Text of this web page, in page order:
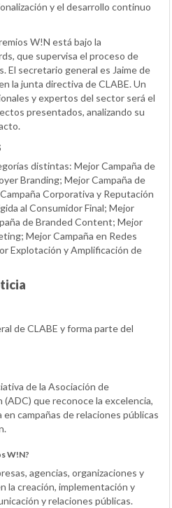
y el desarrollo continuo
W!N está bajo la
que supervisa el proceso de
El secretario general es Jaime de
la junta directiva de CLABE. Un
y expertos del sector será el
presentados, analizando su
distintas: Mejor Campaña de
Branding; Mejor Campaña de
Corporativa y Reputación
al Consumidor Final; Mejor
de Branded Content; Mejor
Mejor Campaña en Redes
Explotación y Amplificación de
de CLABE y forma parte del
de la Asociación de
que reconoce la excelencia,
campañas de relaciones públicas
W!N?
agencias, organizaciones y
la creación, implementación y
y relaciones públicas.